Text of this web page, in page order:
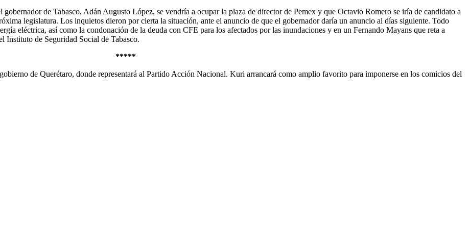
de Tabasco, Adán Augusto López, se vendría a ocupar la plaza de director de Pemex y que Octavio Romero se iría de candidato a
legislatura. Los inquietos dieron por cierta la situación, ante el anuncio de que el gobernador daría un anuncio al días siguiente. Todo
eléctrica, así como la condonación de la deuda con CFE para los afectados por las inundaciones y en un Fernando Mayans que reta a
Instituto de Seguridad Social de Tabasco.
*****
de Querétaro, donde representará al Partido Acción Nacional. Kuri arrancará como amplio favorito para imponerse en los comicios del